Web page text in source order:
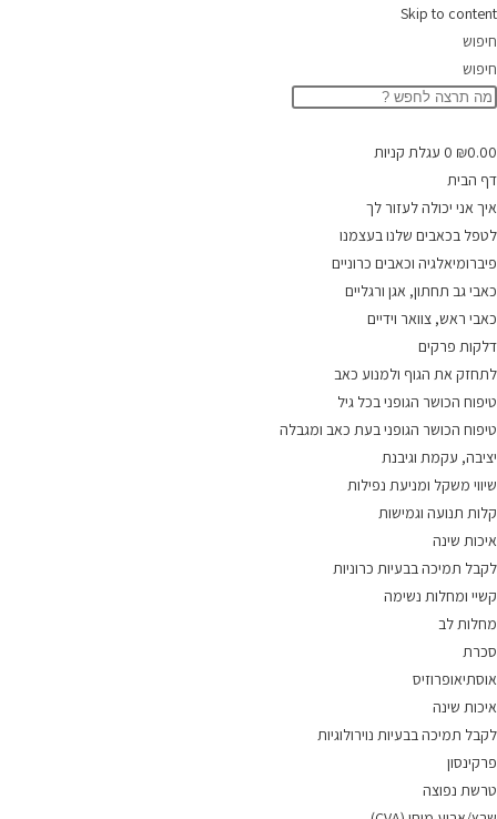
Skip to content
חיפוש
חיפוש
₪0.00
0 עגלת קניות
דף הבית
איך אני יכולה לעזור לך
לטפל בכאבים שלנו בעצמנו
פיברומיאלגיה וכאבים כרוניים
כאבי גב תחתון, אגן ורגליים
כאבי ראש, צוואר וידיים
דלקות פרקים
לתחזק את הגוף ולמנוע כאב
טיפוח הכושר הגופני בכל גיל
טיפוח הכושר הגופני בעת כאב ומגבלה
יציבה, עקמת וגיבנת
שיווי משקל ומניעת נפילות
קלות תנועה וגמישות
איכות שינה
לקבל תמיכה בבעיות כרוניות
קשיי ומחלות נשימה
מחלות לב
סכרת
אוסתיאופרוזיס
איכות שינה
לקבל תמיכה בבעיות נוירולוגיות
פרקינסון
טרשת נפוצה